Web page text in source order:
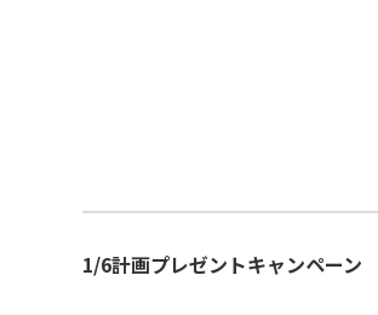
1/6計画プレゼントキャンペーン